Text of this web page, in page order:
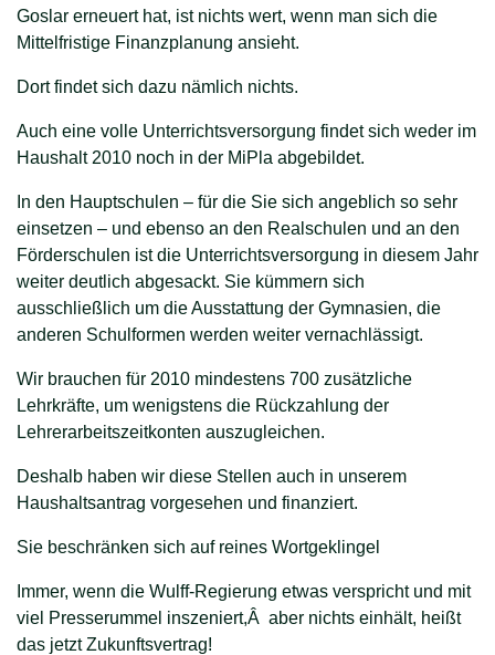
Goslar erneuert hat, ist nichts wert, wenn man sich die
Mittelfristige Finanzplanung ansieht.
Dort findet sich dazu nämlich nichts.
Auch eine volle Unterrichtsversorgung findet sich weder im
Haushalt 2010 noch in der MiPla abgebildet.
In den Hauptschulen – für die Sie sich angeblich so sehr
einsetzen – und ebenso an den Realschulen und an den
Förderschulen ist die Unterrichtsversorgung in diesem Jahr
weiter deutlich abgesackt. Sie kümmern sich
ausschließlich um die Ausstattung der Gymnasien, die
anderen Schulformen werden weiter vernachlässigt.
Wir brauchen für 2010 mindestens 700 zusätzliche
Lehrkräfte, um wenigstens die Rückzahlung der
Lehrerarbeitszeitkonten auszugleichen.
Deshalb haben wir diese Stellen auch in unserem
Haushaltsantrag vorgesehen und finanziert.
Sie beschränken sich auf reines Wortgeklingel
Immer, wenn die Wulff-Regierung etwas verspricht und mit
viel Presserummel inszeniert,Â aber nichts einhält, heißt
das jetzt Zukunftsvertrag!